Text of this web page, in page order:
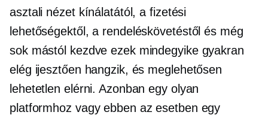
asztali nézet kínálatától, a fizetési
lehetőségektől, a rendeléskövetéstől és még
sok mástól kezdve ezek mindegyike gyakran
elég ijesztően hangzik, és meglehetősen
lehetetlen elérni. Azonban egy olyan
platformhoz vagy ebben az esetben egy